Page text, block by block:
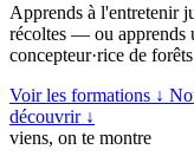
Apprends à l'entretenir
récoltes — ou apprends
concepteur·rice de
Voir les formations ↓
découvrir ↓
viens, on te montre